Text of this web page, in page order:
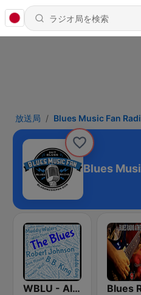
放送局 Blues Music Fan
Blues
WBLU - All Blues Radio Blues